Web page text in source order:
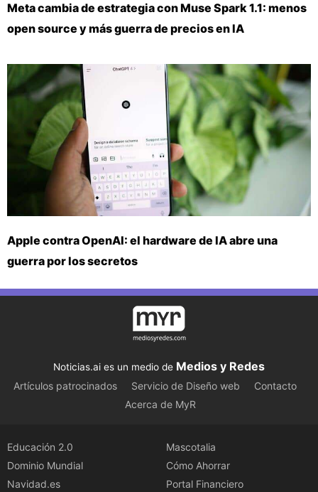
Meta cambia de estrategia con Muse Spark 1.1: menos
open source y más guerra de precios en IA
Apple contra OpenAI: el hardware de IA abre una
guerra por los secretos
Noticias.ai es un medio de Medios y Redes
Artículos patrocinados Servicio de Diseño web
Contacto
Acerca de MyR
Educación 2.0
Dominio Mundial
Navidad.es
Mascotalia
Cómo Ahorrar
Portal Financiero